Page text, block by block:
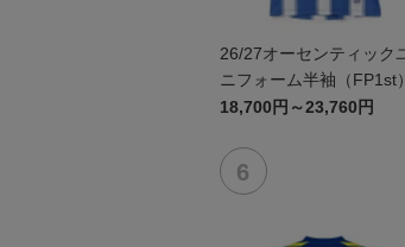
26/27オーセンティック
ニフォーム半袖（FP1st）
18,700円～23,760円